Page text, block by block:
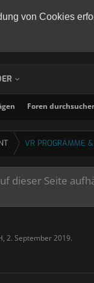
von Cookies
Foren
VR PROGRAMME
dieser Seite
, 2. September 2019.